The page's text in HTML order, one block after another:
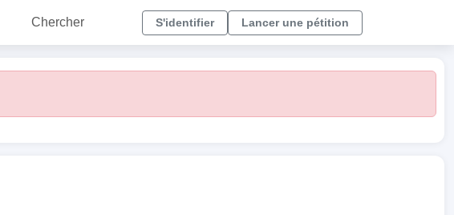
Chercher S'identifier Lancer une pétition